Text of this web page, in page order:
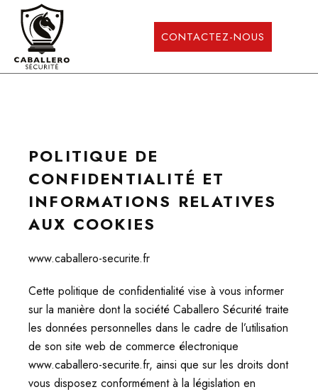
CONTACTEZ-NOUS
L’ENTREPRISE
PARTICULIERS
PACK SÉCURITÉ
ACCOMPAGNEMENT
POLITIQUE DE
CONFIDENTIALITÉ ET
INFORMATIONS RELATIVES
AUX COOKIES
www.caballero-securite.fr
Cette politique de confidentialité vise à vous informer
sur la manière dont la société Caballero Sécurité traite
les données personnelles dans le cadre de l’utilisation
de son site web de commerce électronique
www.caballero-securite.fr, ainsi que sur les droits dont
vous disposez conformément à la législation en